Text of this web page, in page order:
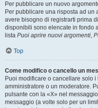
Per pubblicare un nuovo
Per pubblicare una risposta ad un
avere bisogno di registrarti prima
disponibili sono elencate in fondo
lista Puoi aprire nuovi argomenti,
Top
Come modifico o cancello un
Puoi modificare o cancellare solo
amministratore o un moderatore.
pulsante con la «X» nel
messaggio (a volte solo per un